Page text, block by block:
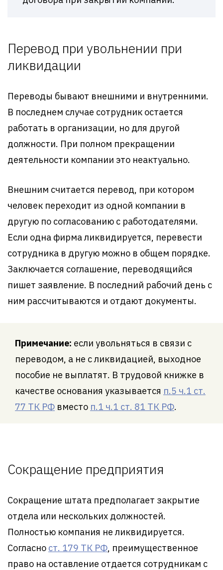
Перевод при увольнении при
ликвидации
Переводы бывают внешними и внутренними.
В последнем случае сотрудник остается
работать в организации, но для другой
должности. При полном прекращении
деятельности компании это неактуально.
Внешним считается перевод, при котором
человек переходит из одной компании в
другую по согласованию с работодателями.
Если одна фирма ликвидируется, перевести
сотрудника в другую можно в общем порядке.
Заключается соглашение, переводящийся
пишет заявление. В последний рабочий день с
ним рассчитываются и отдают документы.
Примечание: если увольняться в связи с
переводом, а не с ликвидацией, выходное
пособие не выплатят. В трудовой книжке в
качестве основания указывается п.5 ч.1 ст.
77 ТК РФ вместо п.1 ч.1 ст. 81 ТК РФ.
Сокращение предприятия
Сокращение штата предполагает закрытие
отдела или нескольких должностей.
Полностью компания не ликвидируется.
Согласно ст. 179 ТК РФ, преимущественное
право на оставление отдается сотрудникам с